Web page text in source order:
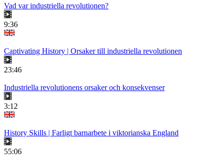
Vad var industriella revolutionen?
9:36
Captivating History | Orsaker till industriella revolutionen
23:46
Industriella revolutionens orsaker och konsekvenser
3:12
History Skills | Farligt barnarbete i viktorianska England
55:06